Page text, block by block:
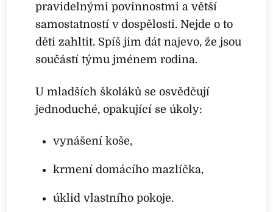
pravidelnými povinnostmi a větší
samostatností v dospělosti. Nejde o to
děti zahltit. Spíš jim dát najevo, že jsou
součástí týmu jménem rodina.
U mladších školáků se osvědčují
jednoduché, opakující se úkoly:
vynášení koše,
krmení domácího mazlíčka,
úklid vlastního pokoje.